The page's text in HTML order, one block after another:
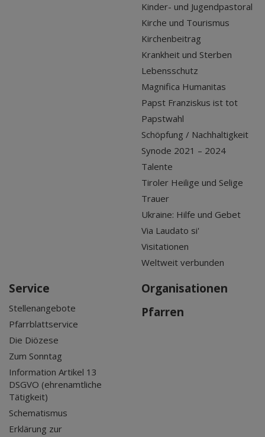
Kinder- und Jugendpastoral
Kirche und Tourismus
Kirchenbeitrag
Krankheit und Sterben
Lebensschutz
Magnifica Humanitas
Papst Franziskus ist tot
Papstwahl
Schöpfung / Nachhaltigkeit
Synode 2021 – 2024
Talente
Tiroler Heilige und Selige
Trauer
Ukraine: Hilfe und Gebet
Via Laudato si'
Visitationen
Weltweit verbunden
Service
Stellenangebote
Pfarrblattservice
Die Diözese
Zum Sonntag
Information Artikel 13
DSGVO (ehrenamtliche
Tätigkeit)
Schematismus
Erklärung zur
Organisationen
Pfarren